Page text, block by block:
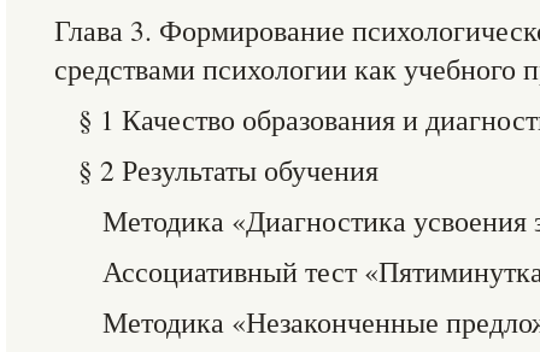
Глава 3. Формирование
средствами психологии как учебного
§ 1 Качество образования и
§ 2 Результаты обучения
Методика «Диагностика усвоения
Ассоциативный тест
Методика «Незаконченные